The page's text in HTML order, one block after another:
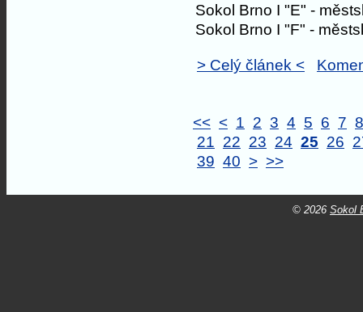
Sokol Brno I "E" -
Sokol Brno I "F" -
> Celý článek <
<< < 1 2 3 4 5 6 7 8
21 22 23 24 25 26
39 40 > >>
© 2026 Sokol